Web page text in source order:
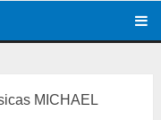
MICHAEL